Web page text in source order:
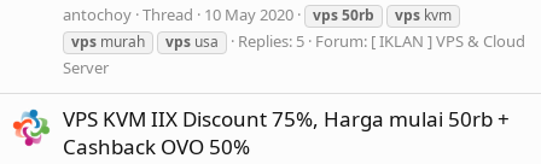
antochoy Thread 10 May 2020 vps50rb vps kvm
vps murah vps usa Replies: 5 Forum: [ IKLAN ] VPS & Cloud
Server
VPS KVM IIX Discount 75%, Harga mulai 50rb +
Cashback OVO 50%